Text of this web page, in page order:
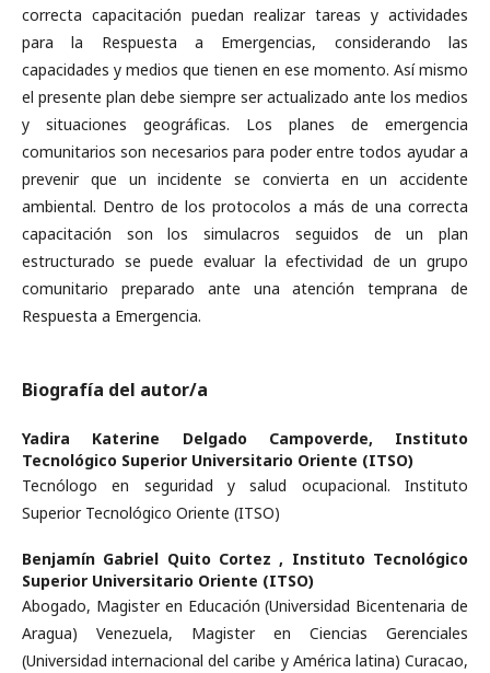
correcta capacitación puedan realizar tareas y actividades
para la Respuesta a Emergencias, considerando las
capacidades y medios que tienen en ese momento. Así mismo
el presente plan debe siempre ser actualizado ante los medios
y situaciones geográficas. Los planes de emergencia
comunitarios son necesarios para poder entre todos ayudar a
prevenir que un incidente se convierta en un accidente
ambiental. Dentro de los protocolos a más de una correcta
capacitación son los simulacros seguidos de un plan
estructurado se puede evaluar la efectividad de un grupo
comunitario preparado ante una atención temprana de
Respuesta a Emergencia.
Biografía del autor/a
Yadira Katerine Delgado Campoverde, Instituto
Tecnológico Superior Universitario Oriente (ITSO)
Tecnólogo en seguridad y salud ocupacional. Instituto
Superior Tecnológico Oriente (ITSO)
Benjamín Gabriel Quito Cortez , Instituto Tecnológico
Superior Universitario Oriente (ITSO)
Abogado, Magister en Educación (Universidad Bicentenaria de
Aragua) Venezuela, Magister en Ciencias Gerenciales
(Universidad internacional del caribe y América latina) Curacao,